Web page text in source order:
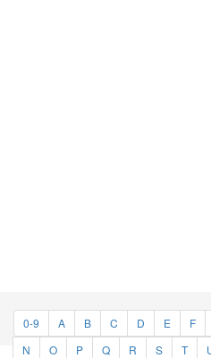
0-9 A B C D E F
N
O P Q R S T